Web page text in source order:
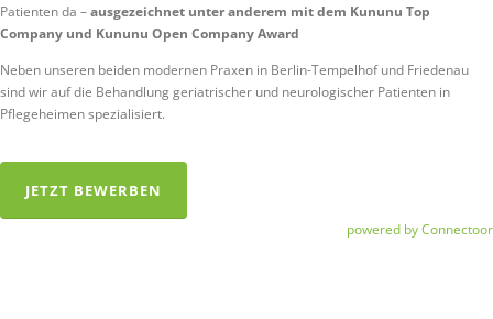
Patienten da –ausgezeichnet unter anderem mit dem Kununu Top
Company und Kununu Open Company Award
Neben unseren beiden modernen Praxen in Berlin-Tempelhof und Friedenau
sind wir auf die Behandlung geriatrischer und neurologischer Patienten in
Pflegeheimen spezialisiert.
JETZT BEWERBEN
powered by Connectoor